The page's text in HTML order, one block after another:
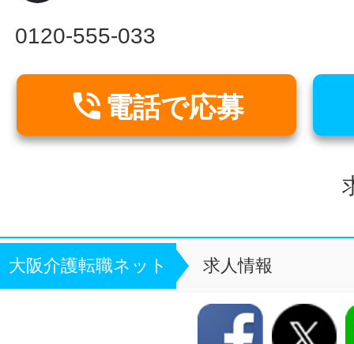
0120-555-033
 電話で応募
大阪介護転職ネット 求人情報